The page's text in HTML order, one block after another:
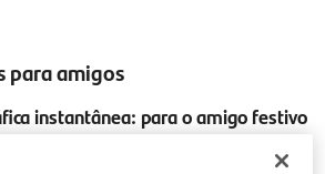
para amigos
instantânea: para o amigo festivo
aquele amigo que adora captar